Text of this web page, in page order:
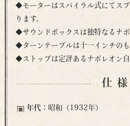
◆モーターはスパイラル式にてス
ります。
◆サウンドボックスは独特なるナ
◆ターンテーブルは十一インチのも
◆ストップは定評あるナポレオン
仕様
年代： 昭和（1932年）